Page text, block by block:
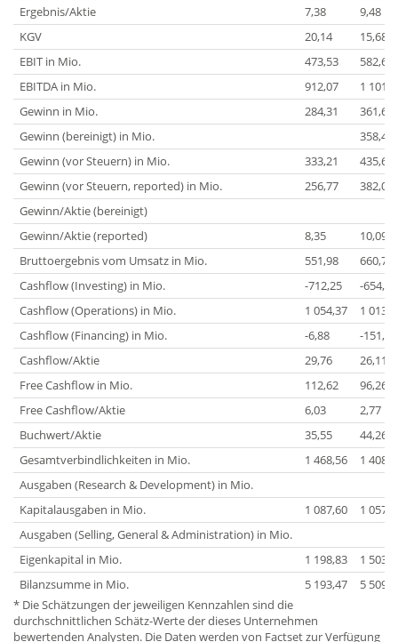
Ergebnis/Aktie
7,38
9,48
KGV
20,14
15,68
EBIT in Mio.
473,53
582,65
EBITDA in Mio.
912,07
1
Gewinn in Mio.
284,31
361,69
Gewinn (bereinigt) in Mio.
358,45
Gewinn (vor Steuern) in Mio.
333,21
435,60
Gewinn (vor Steuern, reported) in Mio.
256,77
382,09
Gewinn/Aktie (bereinigt)
Gewinn/Aktie (reported)
8,35
10,09
Bruttoergebnis vom Umsatz in Mio.
551,98
660,71
Cashflow (Investing) in Mio.
-712,25
-654,50
Cashflow (Operations) in Mio.
1 054,37
1
Cashflow (Financing) in Mio.
-6,88
-151,51
Cashflow/Aktie
29,76
26,11
Free Cashflow in Mio.
112,62
96,26
Free Cashflow/Aktie
6,03
2,77
Buchwert/Aktie
35,55
44,26
Gesamtverbindlichkeiten in Mio.
1 468,56
1
Ausgaben (Research & Development) in Mio.
Kapitalausgaben in Mio.
1 087,60
1
Ausgaben (Selling, General & Administration) in Mio.
Eigenkapital in Mio.
1 198,83
1
Bilanzsumme in Mio.
5 193,47
5
* Die Schätzungen der jeweiligen Kennzahlen sind die
durchschnittlichen Schätz-Werte der dieses Unternehmen
bewertenden Analysten. Die Daten werden von Factset zur Verfügung